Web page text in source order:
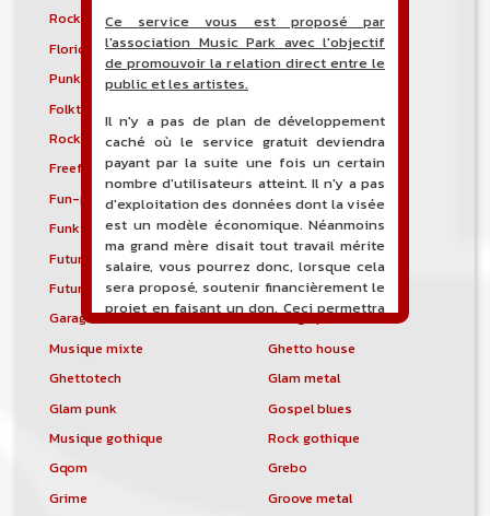
Rock expérimental
Metal extrême
Florida breaks
Folk progressif
Punk folk
Folktronica
Rock progressif français
Freakbeat
Freeform hardcore
Freestyle
Fun-punk
Funkstep
Funktronica
Funky house
Future bass
Future garage
Future house
G-funk
Garage house
Garage punk
Musique mixte
Ghetto house
Ghettotech
Glam metal
Glam punk
Gospel blues
Musique gothique
Rock gothique
Gqom
Grebo
Grime
Groove metal
Ce service vous est proposé par
l'association Music Park avec l'objectif
de promouvoir la relation direct entre le
public et les artistes.
Il n'y a pas de plan de développement
caché où le service gratuit deviendra
payant par la suite une fois un certain
nombre d'utilisateurs atteint. Il n'y a pas
d'exploitation des données dont la visée
est un modèle économique. Néanmoins
ma grand mère disait tout travail mérite
salaire, vous pourrez donc, lorsque cela
sera proposé, soutenir financièrement le
projet en faisant un don. Ceci permettra
de financer l'hébergement, le nom de
domaine, les heures de maintenance et
de développement du site, et peut-être
de soit que l'ensemble de la
comptabilité sera totalement publique
Un nouveau service de petites annonces